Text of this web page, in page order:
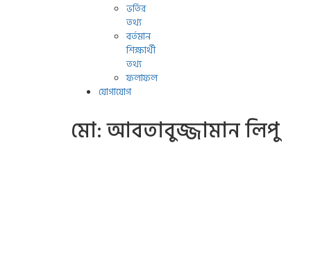
ভর্তির
তথ্য
বর্তমান
শিক্ষার্থী
তথ্য
ফলাফল
যোগাযোগ
মো: আবতাবুজ্জামান লিপু